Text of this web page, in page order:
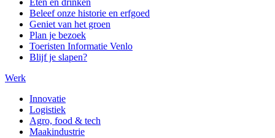
Eten en drinken
Beleef onze historie en erfgoed
Geniet van het groen
Plan je bezoek
Toeristen Informatie Venlo
Blijf je slapen?
Werk
Innovatie
Logistiek
Agro, food & tech
Maakindustrie